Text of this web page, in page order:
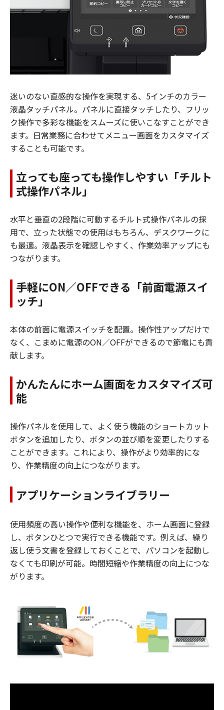
迷いのない直感的な操作を実現する、5インチのカラー
液晶タッチパネル。パネルに直接タッチしたり、フリッ
ク操作で多彩な機能をスムーズに使いこなすことができ
ます。日常業務に合わせてメニュー画面をカスタマイズ
することも可能です。
立っても座っても操作しやすい「チルト
式操作パネル」
水平と垂直の2段階に可動するチルト式操作パネルの採
用で、立った状態での使用はもちろん、デスクワークに
も最適。液晶表示を確認しやすく、作業効率アップにも
つながります。
手軽にON／OFFできる「前面電源スイ
ッチ」
本体の前面に電源スイッチを配置。操作性アップだけで
なく、こまめに電源のON／OFFができるので節電にも貢
献します。
かんたんにホーム画面をカスタマイズ可
能
操作パネルを使用して、よく使う機能のショートカット
ボタンを追加したり、ボタンの並び順を変更したりする
ことができます。これにより、操作がより効率的にな
り、作業精度の向上につながります。
アプリケーションライブラリー
使用頻度の高い操作や便利な機能を、ホーム画面に登録
し、ボタンひとつで実行できる機能です。例えば、繰り
返し使う文書を登録しておくことで、パソコンを起動し
なくても印刷が可能。時間短縮や作業精度の向上につな
がります。